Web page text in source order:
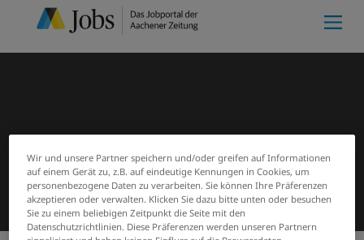
Wir und unsere Partner speichern und/oder greifen auf Informationen
auf einem Gerät zu, z.B. auf eindeutige Kennungen in Cookies, um
personenbezogene Daten zu verarbeiten. Sie können Ihre Präferenzen
akzeptieren oder verwalten. Klicken Sie dazu bitte unten oder besuchen
Sie zu einem beliebigen Zeitpunkt die Seite mit den
Datenschutzrichtlinien. Diese Präferenzen werden unseren Partnern